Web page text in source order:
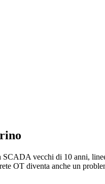
vecchi di 10 anni,
OT diventa anche un